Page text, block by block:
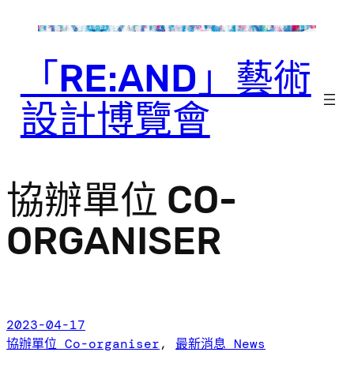
「RE:AND」藝術
設計博覽會
協辦單位 CO-
ORGANISER
2023-04-17
協辦單位 Co-organiser, 最新消息 News